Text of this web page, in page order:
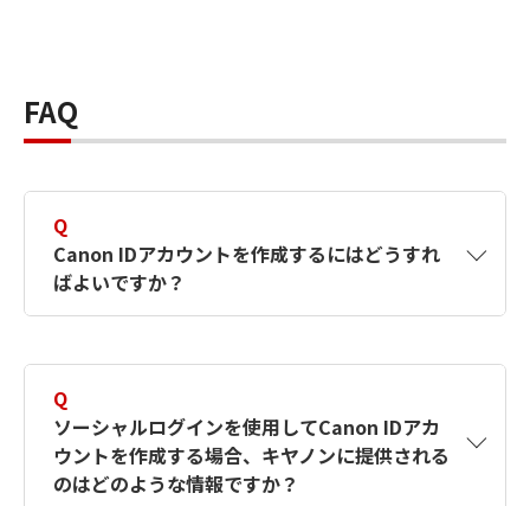
FAQ
Q
Canon IDアカウントを作成するにはどうすれ
ばよいですか？
す。詳しい作成方法は【カメラ】Canon IDとは
何ですか？Canon IDの作成方法は？をご確認く
ださい。
Q
ソーシャルログインを使用してCanon IDアカ
ウントを作成する場合、キヤノンに提供される
のはどのような情報ですか？